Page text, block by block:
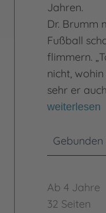
Jahren.
Dr. Brumm
Fußball
flimmern.
nicht,
sehr er
weiterlesen
Gebunden
Ab 4 Jahre
32 Seiten